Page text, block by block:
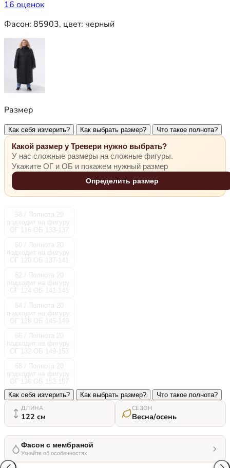
16 оценок
Фасон: 85903, цвет: черный
Размер
Как себя измерить? Как выбрать размер? Что такое полнота?
Какой размер у Тревери нужно выбрать?
У нас сложные размеры на сложные фигуры.
Укажите ОГ и ОБ и покажем нужный размер
Определить размер
58 / Полнота 20
подходит на фигуру:
ОГ 116 ОБ 133-137
60 / Полнота 20
подходит на фигуру:
ОГ 120 ОБ 137-141
62 / Полнота 20
подходит на фигуру:
ОГ 124 ОБ 141-145
64 / Полнота 20
подходит на фигуру:
ОГ 128 ОБ 145-149
66 / Полнота 20
подходит на фигуру:
ОГ 132 ОБ 149-153
68 / Полнота 20
подходит на фигуру:
ОГ 136 ОБ 153-157
Как себя измерить?
Как выбрать размер?
Что такое полнота?
ДЛИНА
122 см
СЕЗОН
Весна/осень
Фасон с мембраной
Узнайте об особенностях